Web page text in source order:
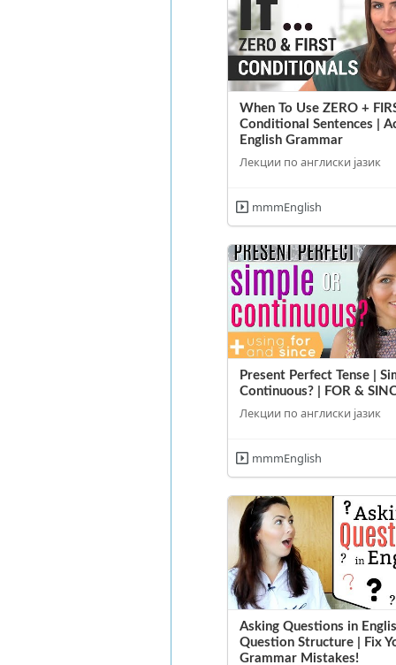
When To Use ZERO +
Conditional Sentences |
English Grammar
Лекции по англиски јазик
mmmEnglish
Present Perfect Tense |
Continuous? | FOR &
Лекции по англиски јазик
mmmEnglish
Asking Questions in
Question Structure | Fix
Grammar Mistakes!